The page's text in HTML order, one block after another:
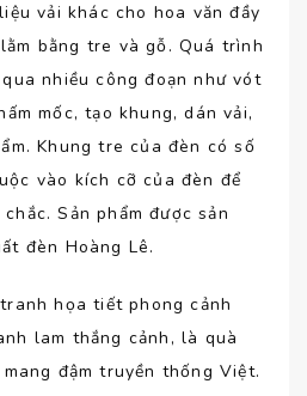
vải khác cho hoa văn đầy
bằng tre và gỗ. Quá trình
nhiều công đoạn như vót
mốc, tạo khung, dán vải,
Khung tre của đèn có số
vào kích cỡ của đèn để
Sản phẩm được sản
đèn Hoàng Lê.
họa tiết phong cảnh
lam thắng cảnh, là quà
mang đậm truyền thống Việt.